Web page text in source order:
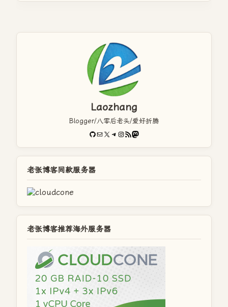
Laozhang
Blogger/八零后老头/爱好折腾
GitHub
电子邮件X Telegram
Instagram
RSS FeedMastodon
老张博客同款服务器
老张博客推荐海外服务器